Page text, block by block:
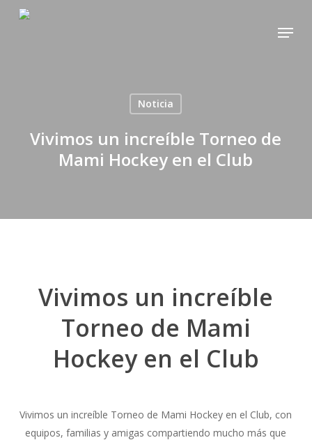
Menu
Noticia
Vivimos un increíble Torneo de
Mami Hockey en el Club
Vivimos un increíble
Torneo de Mami
Hockey en el Club
Vivimos un increíble Torneo de Mami Hockey en el Club, con
equipos, familias y amigas compartiendo mucho más que